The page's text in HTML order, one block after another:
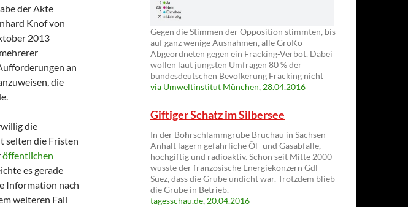
der Akte
Knof von
2013
an
die
die
selten die Fristen
öffentlichen
es gerade
Information nach
weiteren Fall
Gegen die Stimmen der Opposition stimmten, bis
auf ganz wenige Ausnahmen, alle GroKo-
Abgeordneten gegen ein Fracking-Verbot. Dabei
wollen laut jüngsten Umfragen 80 % der
bundesdeutschen Bevölkerung Fracking nicht
via Umweltinstitut München, 28.04.2016
Giftiger Schatz im Silbersee
In der Bohrschlammgrube Brüchau in Sachsen-
Anhalt lagern gefährliche Öl- und Gasabfälle,
hochgiftig und radioaktiv. Schon seit Mitte 2000
wusste der französische Energiekonzern GdF
Suez, dass die Grube undicht war. Trotzdem blieb
die Grube in Betrieb.
tagesschau.de, 20.04.2016